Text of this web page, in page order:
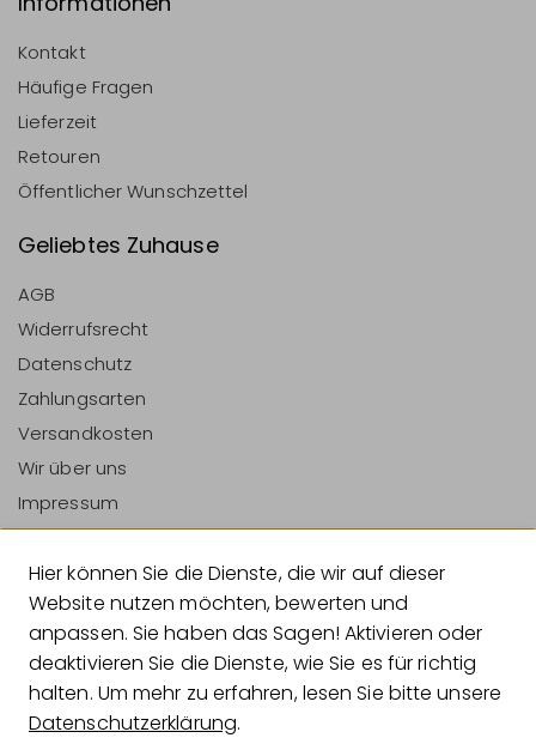
Kontakt
Häufige Fragen
Lieferzeit
Retouren
Öffentlicher Wunschzettel
Geliebtes Zuhause
AGB
Widerrufsrecht
Datenschutz
Zahlungsarten
Versandkosten
Wir über uns
Impressum
Vertrag Widerrufen
Zahlungsarten
Versandarten
Hier können Sie die Dienste, die wir auf dieser
Website nutzen möchten, bewerten und
anpassen. Sie haben das Sagen! Aktivieren oder
deaktivieren Sie die Dienste, wie Sie es für richtig
halten. Um mehr zu erfahren, lesen Sie bitte unsere
Datenschutzerklärung.